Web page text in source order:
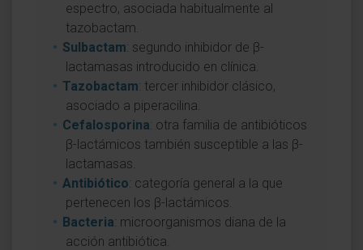
espectro, asociada habitualmente al
tazobactam.
Sulbactam: segundo inhibidor de β-
lactamasas introducido en clínica.
Tazobactam: tercer inhibidor clásico,
asociado a piperacilina.
Cefalosporina: otra familia de antibióticos
β-lactámicos también susceptible a las β-
lactamasas.
Antibiótico: categoría general a la que
pertenecen los β-lactámicos.
Bacteria: microorganismos diana de la
acción antibiótica.